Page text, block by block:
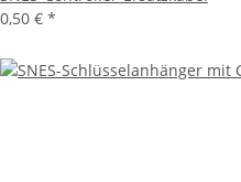
0,50 € *